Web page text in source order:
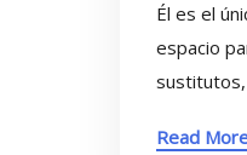
Él es el
espacio
Read